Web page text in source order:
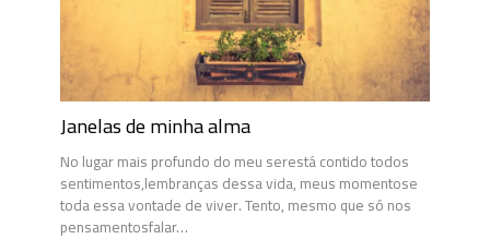
Janelas de minha alma
No lugar mais profundo do meu serestá contido todos
sentimentos,lembranças dessa vida, meus momentose
toda essa vontade de viver. Tento, mesmo que só nos
pensamentosfalar…